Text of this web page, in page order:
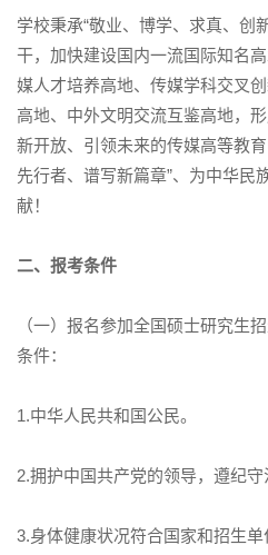
学校秉承“敬业、博学、求真、创
干，加快建设国内一流国际知名
媒人才培养高地、传媒学科交叉
高地、中外文明交流互鉴高地，
新开放、引领未来的传媒高等教
先行者、谱写新篇章”、为中华民
献！
二、报考条件
（一）报名参加全国硕士研究生
条件：
1.中华人民共和国公民。
2.拥护中国共产党的领导，遵纪守
3.身体健康状况符合国家和招生单